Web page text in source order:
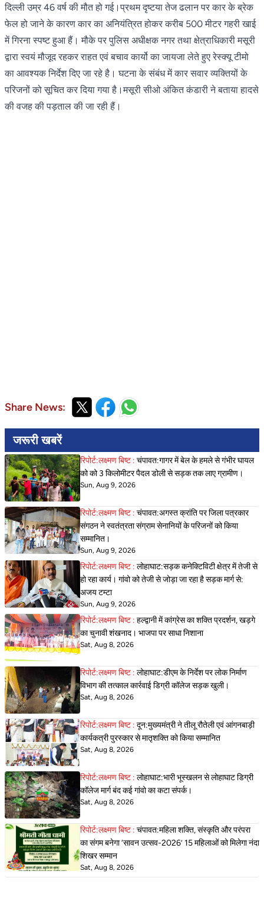
दिल्ली उम्र 46 वर्ष की मौत हो गई।प्रथम दृष्टया तेज ढलान पर कार के ब्रेक
फेल हो जाने के कारण कार का अनियंत्रित होकर करीब 500 मीटर गहरी खाई
में गिरना स्पष्ट हुआ हैं। मौके पर पुलिस अधीक्षक नगर तथा क्षेत्राधिकारी मसूरी
द्वारा स्वयं मौजूद रहकर राहत एवं बचाव कार्यो का जायजा लेते हुए रेस्क्यू टीमो
का आवश्यक निर्देश दिए जा रहे है। घटना के संबंध में कार सवार व्यक्तियों के
परिजनों को सूचित कर दिया गया है।मसूरी सीओ अंकित कंडारी ने बताया हादसे
की वजह की पड़ताल की जा रही हैं।
Share News:
जरूरी खबरें
रिपोर्ट:लक्ष्मण बिष्ट : चंपावत:गागर में बेल के हमले से गंभीर घायल
को को 3 किलोमीटर पैदल डोली से सड़क तक लाए ग्रामीण।
Sun, Aug 9, 2026
रिपोर्ट:लक्ष्मण बिष्ट : चंपावत:अगस्त क्रांति पर जिला पत्रकार
संगठन ने स्वतंत्रता संग्राम सेनानियों के परिजनों को किया
सम्मानित।
Sun, Aug 9, 2026
रिपोर्ट:लक्ष्मण बिष्ट : लोहाघाट:सड़क कनेक्टिविटी क्षेत्र में तेजी से
हो रहा कार्य। गांवो को तेजी से जोड़ा जा रहा है सड़क मार्ग से:
अजय टम्टा
Sun, Aug 9, 2026
रिपोर्ट:लक्ष्मण बिष्ट : हल्द्वानी में कांग्रेस का शक्ति प्रदर्शन, खड़गे
का चुनावी शंखनाद। भाजपा पर साधा निशाना
Sat, Aug 8, 2026
रिपोर्ट:लक्ष्मण बिष्ट : लोहाघाट:डीएम के निर्देश पर लोक निर्माण
विभाग की तत्काल कार्रवाई डिग्री कॉलेज सड़क खुली।
Sat, Aug 8, 2026
रिपोर्ट:लक्ष्मण बिष्ट : दून:मुख्यमंत्री ने तीलू रौतेली एवं आंगनबाड़ी
कार्यकत्री पुरस्कार से मातृशक्ति को किया सम्मानित
Sat, Aug 8, 2026
रिपोर्ट:लक्ष्मण बिष्ट : लोहाघाट:भारी भूस्खलन से लोहाघाट डिग्री
कॉलेज मार्ग बंद कई गांवो का कटा संपर्क।
Sat, Aug 8, 2026
रिपोर्ट:लक्ष्मण बिष्ट : चंपावत:महिला शक्ति, संस्कृति और परंपरा
का संगम बनेगा ‘सावन उत्सव-2026’ 15 महिलाओं को मिलेगा नंदा
शिखर सम्मान
Sat, Aug 8, 2026